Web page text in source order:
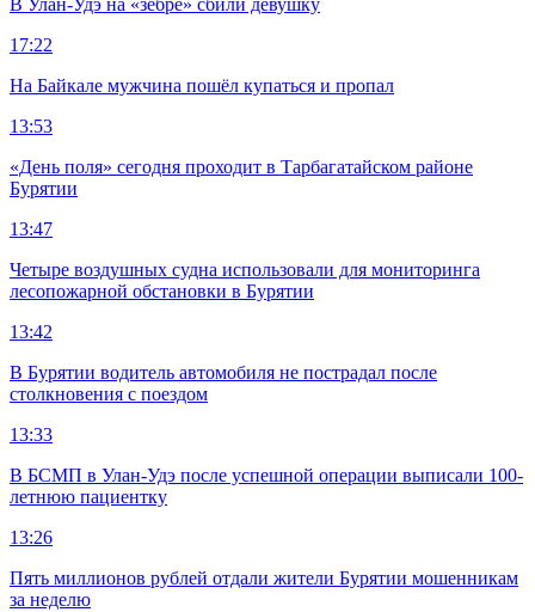
В Улан-Удэ на «зебре» сбили девушку
17:22
На Байкале мужчина пошёл купаться и пропал
13:53
«День поля» сегодня проходит в Тарбагатайском районе
Бурятии
13:47
Четыре воздушных судна использовали для мониторинга
лесопожарной обстановки в Бурятии
13:42
В Бурятии водитель автомобиля не пострадал после
столкновения с поездом
13:33
В БСМП в Улан-Удэ после успешной операции выписали 100-
летнюю пациентку
13:26
Пять миллионов рублей отдали жители Бурятии мошенникам
за неделю